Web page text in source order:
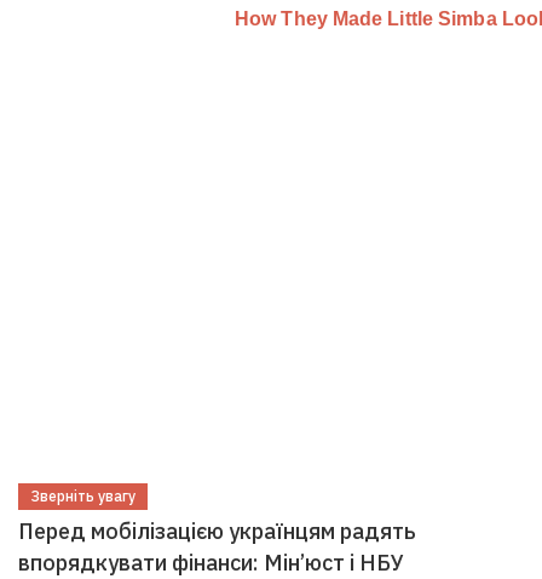
Зверніть увагу
Перед мобілізацією українцям радять
впорядкувати фінанси: Мін’юст і НБУ